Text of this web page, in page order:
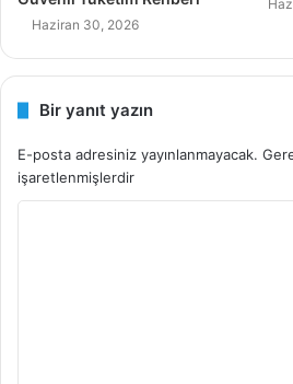
Haziran 30, 2026
Bir yanıt yazın
E-posta adresiniz yayınlanmayacak.
işaretlenmişlerdir